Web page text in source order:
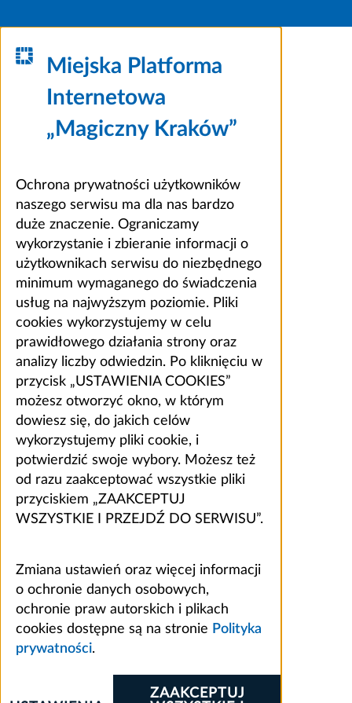
Miejska Platforma
Internetowa
„Magiczny Kraków”
Ochrona prywatności użytkowników
naszego serwisu ma dla nas bardzo
duże znaczenie. Ograniczamy
wykorzystanie i zbieranie informacji o
użytkownikach serwisu do niezbędnego
minimum wymaganego do świadczenia
usług na najwyższym poziomie. Pliki
cookies wykorzystujemy w celu
prawidłowego działania strony oraz
analizy liczby odwiedzin. Po kliknięciu w
przycisk „USTAWIENIA COOKIES”
możesz otworzyć okno, w którym
dowiesz się, do jakich celów
wykorzystujemy pliki cookie, i
potwierdzić swoje wybory. Możesz też
od razu zaakceptować wszystkie pliki
przyciskiem „ZAAKCEPTUJ
WSZYSTKIE I PRZEJDŹ DO SERWISU”.
Zmiana ustawień oraz więcej informacji
o ochronie danych osobowych,
ochronie praw autorskich i plikach
cookies dostępne są na stronie Polityka
prywatności.
ZAAKCEPTUJ